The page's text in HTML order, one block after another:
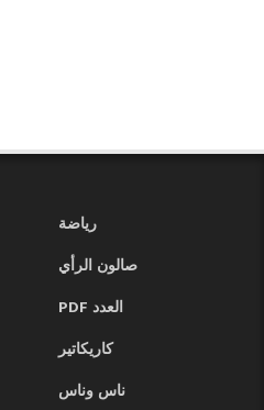
رياضة
صالون الرأي
العدد PDF
كاريكاتير
ناس وناس